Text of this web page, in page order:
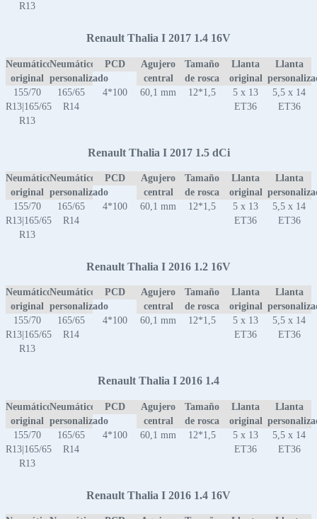
R13
Renault Thalia I 2017 1.4 16V
Neumático
original
Neumático
personalizado
PCD
Agujero
central
Tamaño
de rosca
Llanta
original
Llanta
155/70
R13|165/65
R13
165/65
R14
4*100 60,1 mm 12*1,5
5 x 13
ET36
5,5 x 14
ET36
Renault Thalia I 2017 1.5 dCi
Neumático
original
Neumático
personalizado
PCD
Agujero
central
Tamaño
de rosca
Llanta
original
Llanta
155/70
R13|165/65
R13
165/65
R14
4*100 60,1 mm 12*1,5
5 x 13
ET36
5,5 x 14
ET36
Renault Thalia I 2016 1.2 16V
Neumático
original
Neumático
personalizado
PCD
Agujero
central
Tamaño
de rosca
Llanta
original
Llanta
155/70
R13|165/65
R13
165/65
R14
4*100 60,1 mm 12*1,5
5 x 13
ET36
5,5 x 14
ET36
Renault Thalia I 2016 1.4
Neumático
original
Neumático
personalizado
PCD
Agujero
central
Tamaño
de rosca
Llanta
original
Llanta
155/70
R13|165/65
R13
165/65
R14
4*100 60,1 mm 12*1,5
5 x 13
ET36
5,5 x 14
ET36
Renault Thalia I 2016 1.4 16V